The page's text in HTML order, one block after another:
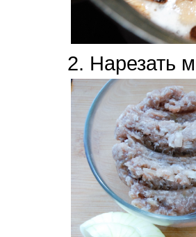
Нарезать